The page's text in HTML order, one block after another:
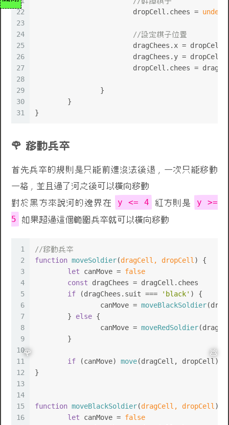
22
23
24
25
26
27
28
29
30
31
			dropCell.
chees =
//設定棋子位置
			dragChees.
x = dropCell.
			dragChees.
y = dropCell.
			dropCell.
chees =
		}
	}
}
移動兵卒
首先兵卒的規則是只能前進沒法後退 , 一次只能移動
一格 , 並且過了河之後可以橫向移動
對於黑方來說河的邊界在
y <= 4 紅方則是
y >=
5
如果超過這個範圍兵卒就可以橫向移動
1
2
3
4
5
6
7
8
9
10
11
12
13
14
15
16
//移動兵卒
function moveSoldier(dragCell, dropCell ) {
let canMove = false
const dragChees = dragCell. chees
if (dragChees. suit === 'black' ) {
		canMove =
moveBlackSoldier
	}
else {
		canMove =
moveRedSoldier
	}
if (canMove) move(dragCell, dropCell)
}
function moveBlackSoldier(dragCell, dropCell ) {
let canMove = false